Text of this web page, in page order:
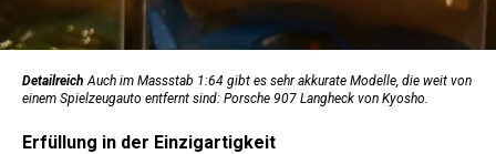
Detailreich Auch im Massstab 1:64 gibt es sehr akkurate Modelle, die weit von
einem Spielzeugauto entfernt sind: Porsche 907 Langheck von Kyosho.
Erfüllung in der Einzigartigkeit